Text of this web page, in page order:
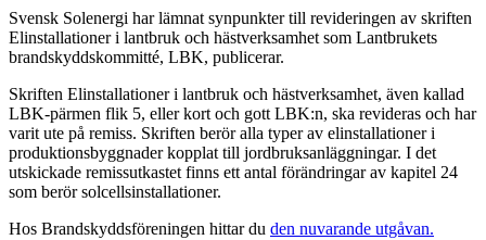
Svensk Solenergi har lämnat synpunkter till revideringen av skriften
Elinstallationer i lantbruk och hästverksamhet som Lantbrukets
brandskyddskommitté, LBK, publicerar.
Skriften Elinstallationer i lantbruk och hästverksamhet, även kallad
LBK-pärmen flik 5, eller kort och gott LBK:n, ska revideras och har
varit ute på remiss. Skriften berör alla typer av elinstallationer i
produktionsbyggnader kopplat till jordbruksanläggningar. I det
utskickade remissutkastet finns ett antal förändringar av kapitel 24
som berör solcellsinstallationer.
Hos Brandskyddsföreningen hittar du den nuvarande utgåvan.